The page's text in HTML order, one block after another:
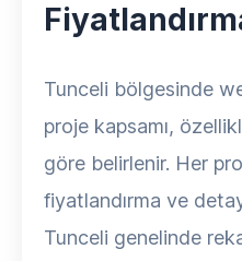
Tunceli bölgesinde
proje kapsamı,
göre belirlenir. Her
fiyatlandırma ve
Tunceli genelinde